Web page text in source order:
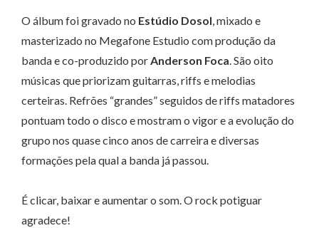
O álbum foi gravado no Estúdio Dosol, mixado e
masterizado no Megafone Estudio com produção da
banda e co-produzido porAnderson Foca. São oito
músicas que priorizam guitarras, riffs e melodias
certeiras. Refrões “grandes” seguidos de riffs matadores
pontuam todo o disco e mostram o vigor e a evolução do
grupo nos quase cinco anos de carreira e diversas
formações pela qual a banda já passou.
É clicar, baixar e aumentar o som. O rock potiguar
agradece!